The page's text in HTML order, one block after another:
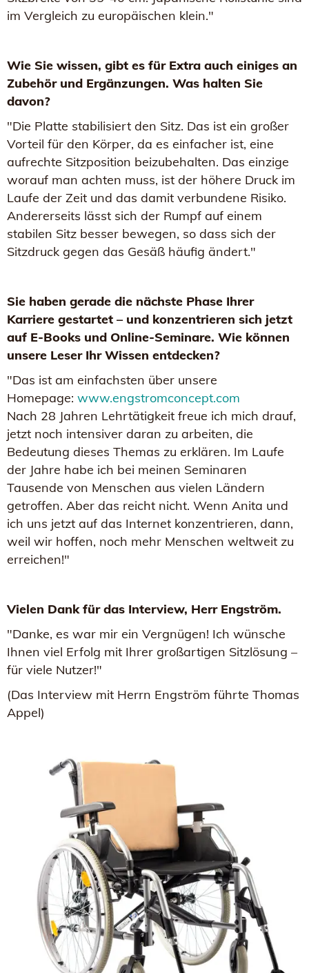
im Vergleich zu europäischen klein."
Wie Sie wissen, gibt es für Extra auch einiges an
Zubehör und Ergänzungen. Was halten Sie
davon?
"Die Platte stabilisiert den Sitz. Das ist ein großer
Vorteil für den Körper, da es einfacher ist, eine
aufrechte Sitzposition beizubehalten. Das einzige
worauf man achten muss, ist der höhere Druck im
Laufe der Zeit und das damit verbundene Risiko.
Andererseits lässt sich der Rumpf auf einem
stabilen Sitz besser bewegen, so dass sich der
Sitzdruck gegen das Gesäß häufig ändert."
Sie haben gerade die nächste Phase Ihrer
Karriere gestartet – und konzentrieren sich jetzt
auf E-Books und Online-Seminare. Wie können
unsere Leser Ihr Wissen entdecken?
"Das ist am einfachsten über unsere
Homepage: www.engstromconcept.com
Nach 28 Jahren Lehrtätigkeit freue ich mich drauf,
jetzt noch intensiver daran zu arbeiten, die
Bedeutung dieses Themas zu erklären. Im Laufe
der Jahre habe ich bei meinen Seminaren
Tausende von Menschen aus vielen Ländern
getroffen. Aber das reicht nicht. Wenn Anita und
ich uns jetzt auf das Internet konzentrieren, dann,
weil wir hoffen, noch mehr Menschen weltweit zu
erreichen!"
Vielen Dank für das Interview, Herr Engström.
"Danke, es war mir ein Vergnügen! Ich wünsche
Ihnen viel Erfolg mit Ihrer großartigen Sitzlösung –
für viele Nutzer!"
(Das Interview mit Herrn Engström führte Thomas
Appel)